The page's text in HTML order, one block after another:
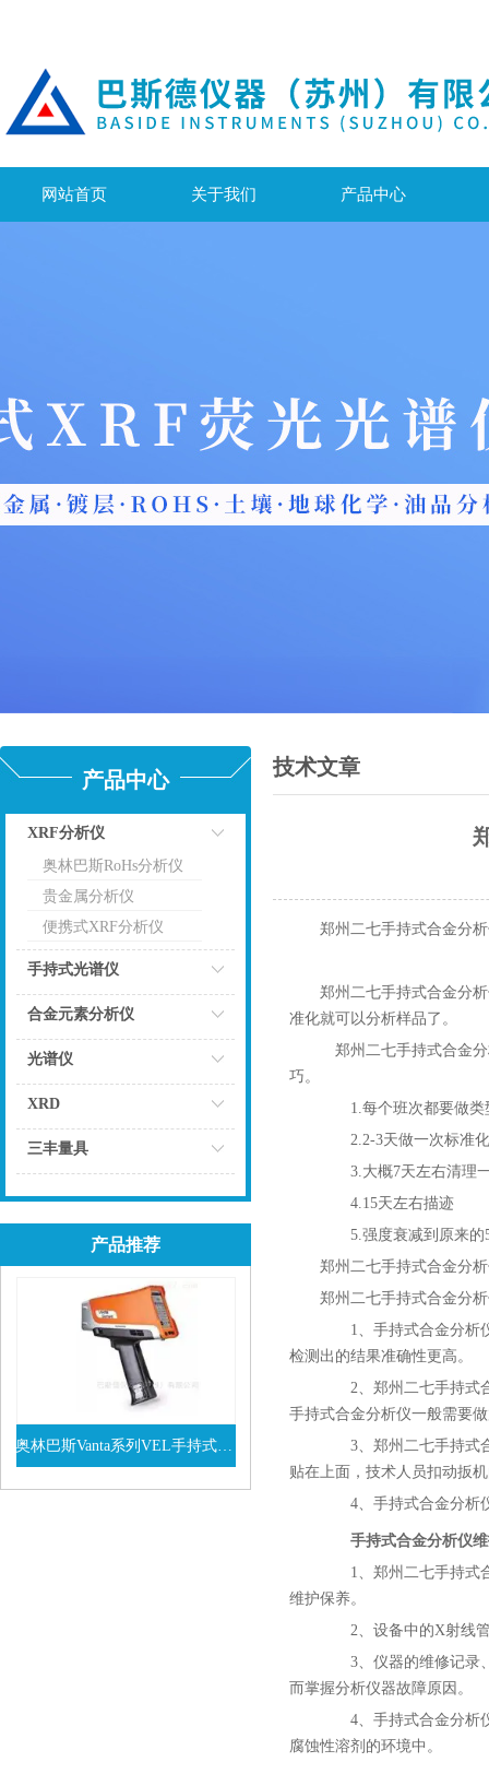
网站首页 关于我们 产品中心
产品中心
XRF分析仪
点击
奥林巴斯RoHs分析仪
贵金属分析仪
便携式XRF分析仪
手持式光谱仪
合金元素分析仪
光谱仪
XRD
三丰量具
产品推荐
奥林巴斯Vanta系列VEL手持式XRF光谱仪
查看详情
技术文章
郑州二七手持式合金分
郑州二七手持式合金分
准化就可以分析样品了。
郑州二七手持式合金
巧。
1.每个班次都要做类
2.2-3天做一次标准化
3.大概7天左右清理一
4.15天左右描迹
5.强度衰减到原来的
郑州二七手持式合金分
郑州二七手持式合金分
1、手持式合金分析仪
检测出的结果准确性更高。
2、郑州二七手持式合
手持式合金分析仪一般需要
3、郑州二七手持式合
贴在上面，技术人员扣动扳
4、手持式合金分析仪
手持式合金分析仪
1、郑州二七手持式合
维护保养。
2、设备中的X射线管
3、仪器的维修记录、
而掌握分析仪器故障原因。
4、手持式合金分析仪
腐蚀性溶剂的环境中。